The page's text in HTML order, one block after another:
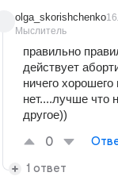
olga_skorishchenko
Мыслитель
правильно
действует
ничего хорошего
нет....лучше что
другое))
0
1 ответ